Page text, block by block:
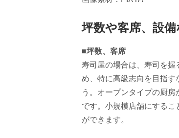
坪数や客席、設
■坪数、客席
寿司屋の場合は、寿司を握
め、特に高級志向を目指す
う。オープンタイプの厨
です。小規模店舗にする
ができます。